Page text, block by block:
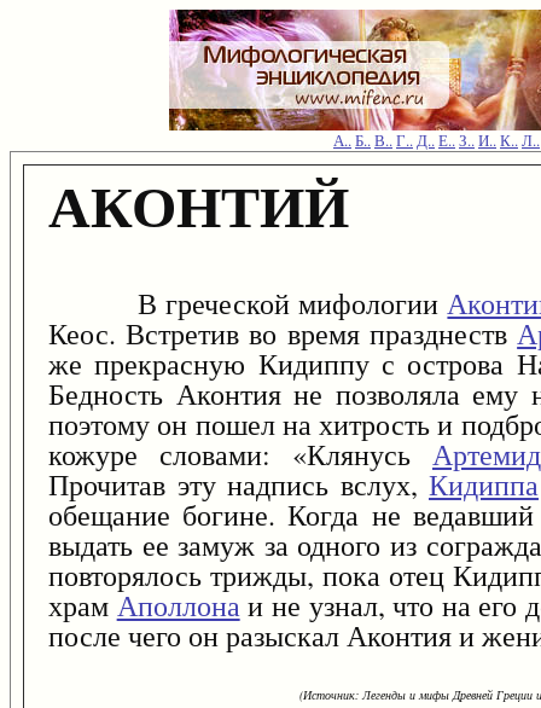
А..Б..В..Г..Д..Е..З..И..К..Л..
АКОНТИЙ
В греческой мифологии
Кеос. Встретив во время празднеств
же прекрасную Кидиппу с острова
Бедность Аконтия не позволяла ему
поэтому он пошел на хитрость и
кожуре словами: «Клянусь
Прочитав эту надпись вслух, Кидиппа
обещание богине. Когда не
выдать ее замуж за одного из
повторялось трижды, пока отец
храм Аполлонаи не узнал, что на его
после чего он разыскал Аконтия и
(Источник: Легенды и мифы Древней